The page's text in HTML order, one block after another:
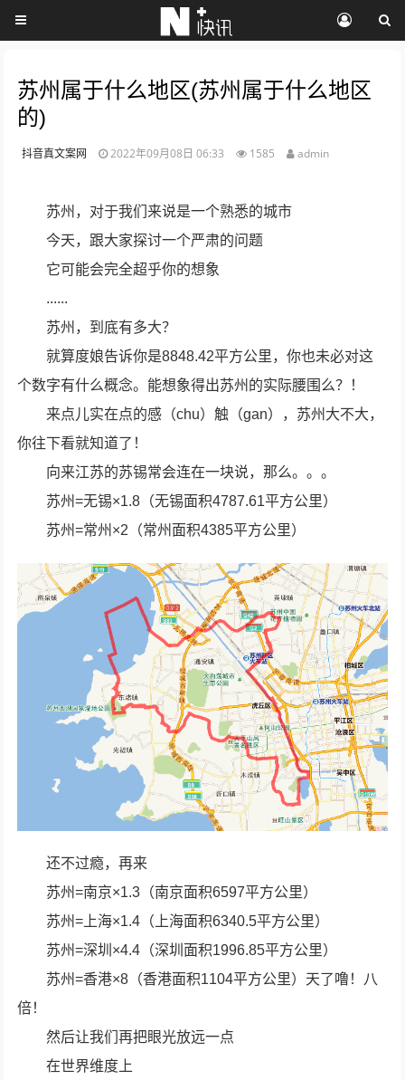
苏州属于什么地区(苏州属于什么地区
的)
抖音真文案网 2022年09月08日 06:33 1585 admin
苏州，对于我们来说是一个熟悉的城市
今天，跟大家探讨一个严肃的问题
它可能会完全超乎你的想象
......
苏州，到底有多大？
就算度娘告诉你是8848.42平方公里，你也未必对这
个数字有什么概念。能想象得出苏州的实际腰围么？！
来点儿实在点的感（chu）触（gan），苏州大不大，
你往下看就知道了！
向来江苏的苏锡常会连在一块说，那么。。。
苏州=无锡×1.8（无锡面积4787.61平方公里）
苏州=常州×2（常州面积4385平方公里）
还不过瘾，再来
苏州=南京×1.3（南京面积6597平方公里）
苏州=上海×1.4（上海面积6340.5平方公里）
苏州=深圳×4.4（深圳面积1996.85平方公里）
苏州=香港×8（香港面积1104平方公里）天了噜！八
倍！
然后让我们再把眼光放远一点
在世界维度上